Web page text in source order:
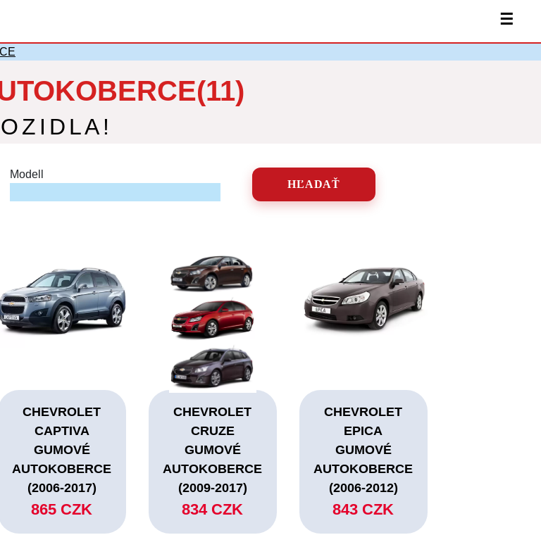
☰
Modell
HĽADAŤ
CHEVROLET
CAPTIVA
GUMOVÉ
AUTOKOBERCE
(2006-2017)
865 CZK
CHEVROLET
CRUZE
GUMOVÉ
AUTOKOBERCE
(2009-2017)
834 CZK
CHEVROLET
EPICA
GUMOVÉ
AUTOKOBERCE
(2006-2012)
843 CZK